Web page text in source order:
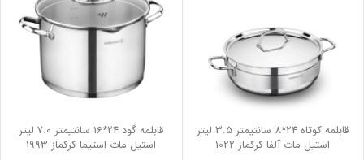
قابلمه کوتاه 24*8 سانتیمتر 3.5 لیتر
استیل مات آلفا کرکماز 1022
قابلمه گود 24*16 سانتیمتر 7.0 لیتر
استیل مات استیما کرکماز 1993